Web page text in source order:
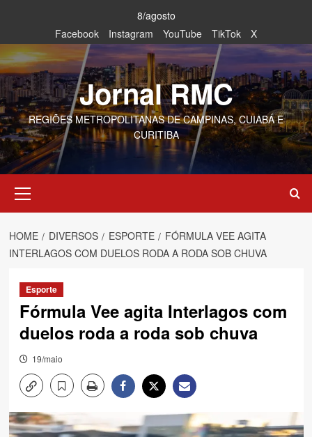
content
8/agosto
Facebook
Instagram YouTube TikTok X
Jornal RMC
REGIÕES METROPOLITANAS DE CAMPINAS, CUIABÁ E
CURITIBA
Menu
HOME DIVERSOS ESPORTE
FÓRMULA VEE AGITA
INTERLAGOS COM DUELOS RODA A RODA SOB CHUVA
Esporte
Fórmula Vee agita Interlagos com
duelos roda a roda sob chuva
19/maio